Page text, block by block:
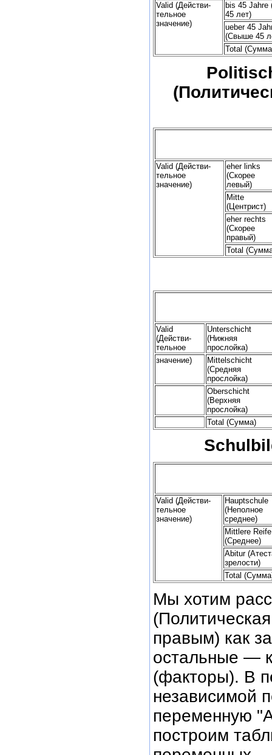
Valid (Действи-
тельное
значение)
bis 45 Jahre
45 лет)
ueber 45
(Свыше 45
Total
Valid (Действи-
тельное
значение)
eher links
(Скорее
левый)
Mitte
(Центрист)
eher rechts
(Скорее
правый)
Total
Valid
(Действи-
тельное
Unterschicht
(Нижняя
прослойка)
значение)
Mittelschicht
(Средняя
прослойка)
Oberschicht
(Верхняя
прослойка)
Total (Сумма)
Valid (Действи-
тельное
значение)
Hauptschule
(Неполное
среднее)
Mittlere Reife
(Среднее)
Abitur
зрелости)
Total
Мы хотим
правым) как
остальные —
(факторы). В
независимой
переменную
построим